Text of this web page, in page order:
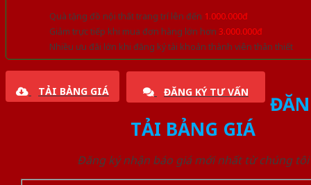
Quà tặng đồ nội thất trang trí lên đến 1.000.000đ
Giảm trực tiếp khi mua đơn hàng lớn hơn 3.000.000đ
Nhiều ưu đãi lớn khi đăng ký tài khoản thành viên thân thiết
TẢI BẢNG GIÁ ĐĂNG KÝ TƯ VẤN
TẢI BẢNG GIÁ
Đăng ký nhận báo giá mới nhất từ chúng tôi